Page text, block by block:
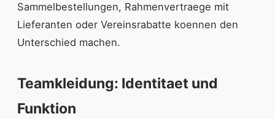
Sammelbestellungen, Rahmenvertraege mit
Lieferanten oder Vereinsrabatte koennen den
Unterschied machen.
Teamkleidung: Identitaet und
Funktion